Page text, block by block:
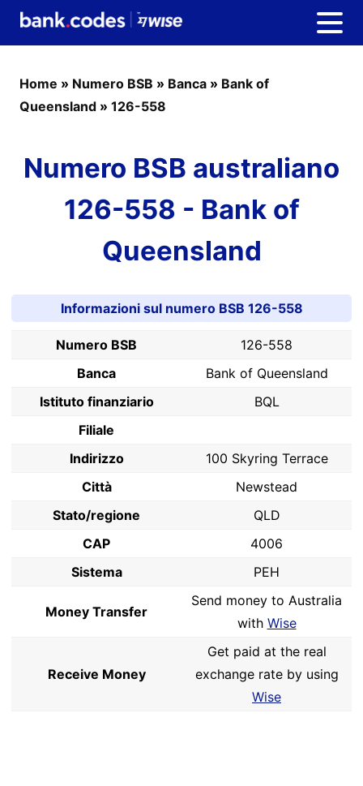
Home » Numero BSB » Banca » Bank of
Queensland » 126-558
Numero BSB australiano
126-558 - Bank of
Queensland
Informazioni sul numero BSB 126-558
Numero BSB
126-558
Banca
Bank of Queensland
Istituto finanziario
BQL
Filiale
Indirizzo
100 Skyring Terrace
Città
Newstead
Stato/regione
QLD
CAP
4006
Sistema
PEH
Money Transfer
Send money to Australia
with Wise
Receive Money
Get paid at the real
exchange rate by using
Wise